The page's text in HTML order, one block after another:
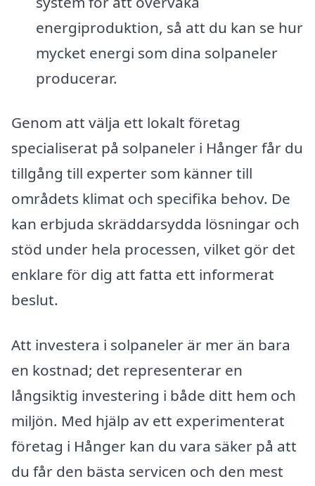
energiproduktion, så att du kan se hur
mycket energi som dina solpaneler
producerar.
Genom att välja ett lokalt företag
specialiserat på solpaneler i Hånger får du
tillgång till experter som känner till
områdets klimat och specifika behov. De
kan erbjuda skräddarsydda lösningar och
stöd under hela processen, vilket gör det
enklare för dig att fatta ett informerat
beslut.
Att investera i solpaneler är mer än bara
en kostnad; det representerar en
långsiktig investering i både ditt hem och
miljön. Med hjälp av ett experimenterat
företag i Hånger kan du vara säker på att
du får den bästa servicen och den mest